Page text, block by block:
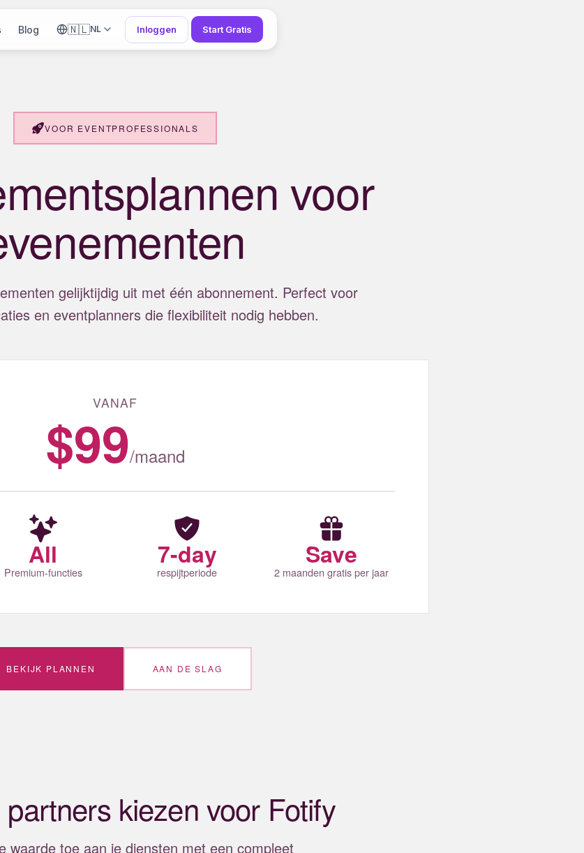
Blog 🇳🇱NL Inloggen Start Gratis
VOOR EVENTPROFESSIONALS
voor
gelijktijdig uit met één abonnement. Perfect voor
en eventplanners die flexibiliteit nodig hebben.
VANAF
$99/maand
All
Premium-functies
7-day
respijtperiode
Save
2 maanden gratis per jaar
BEKIJK PLANNEN AAN DE SLAG
kiezen voor Fotify
waarde toe aan je diensten met een compleet